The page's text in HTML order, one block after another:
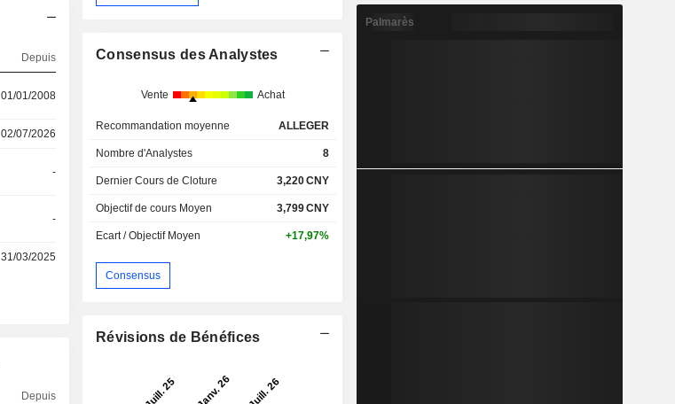
Depuis
01/01/2008
02/07/2026
-
-
31/03/2025
Depuis
Consensus des Analystes
Vente Achat
Recommandation moyenne ALLEGER
Nombre d'Analystes 8
Dernier Cours de Cloture 3,220CNY
Objectif de cours Moyen 3,799CNY
Ecart / Objectif Moyen +17,97%
Consensus
Révisions de Bénéfices
Palmarès